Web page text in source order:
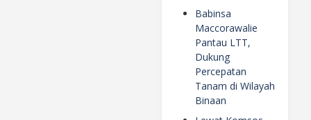
Babinsa
Maccorawalie
Pantau LTT,
Dukung
Percepatan
Tanam di Wilayah
Binaan